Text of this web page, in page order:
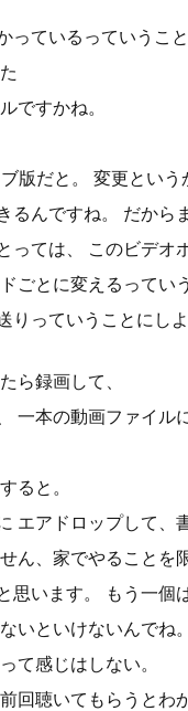
っているっていうこ
ですかね。
版だと。 変更とい
るんですね。 だから
っては、 このビデオ
ごとに変えるってい
りっていうことにし
ら録画して、
一本の動画ファイル
ると。
エアドロップして、
ん、家でやることを
思います。 もう一個
いといけないんでね。
て感じはしない。
回聴いてもらうとわ